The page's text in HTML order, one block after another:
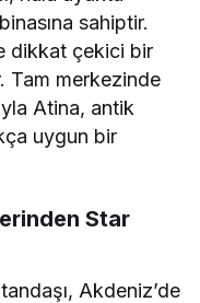
sahiptir.
dikkat çekici bir
Tam merkezinde
Atina, antik
uygun bir
Star
Akdeniz’de